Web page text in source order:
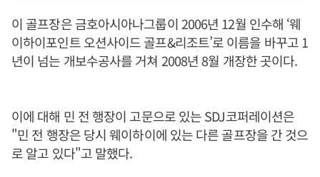
이 골프장은 금호아시아나그룹이 2006년 12월 인수해 ‘웨
이하이포인트 오션사이드 골프&리조트’로 이름을 바꾸고 1
년이 넘는 개보수공사를 거쳐 2008년 8월 개장한 곳이다.
이에 대해 민 전 행장이 고문으로 있는 SDJ코퍼레이션은
"민 전 행장은 당시 웨이하이에 있는 다른 골프장을 간 것으
로 알고 있다"고 말했다.